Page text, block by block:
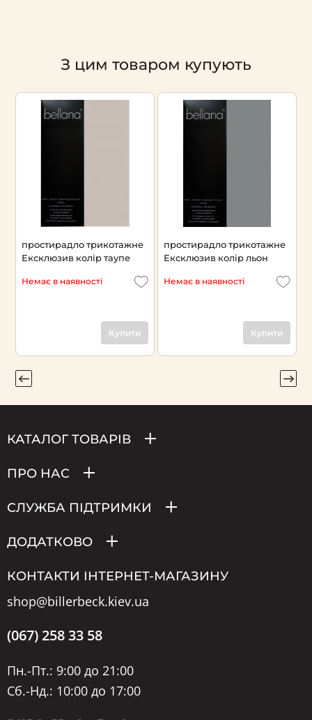
З цим товаром купують
простирадло трикотажне
Ексклюзив колір таупе
Немає в наявності
Купити
простирадло трикотажне
Ексклюзив колір льон
Немає в наявності
Купити
КАТАЛОГ ТОВАРІВ
ПРО НАС
СЛУЖБА ПІДТРИМКИ
ДОДАТКОВО
КОНТАКТИ ІНТЕРНЕТ-МАГАЗИНУ
shop@billerbeck.kiev.ua
(067) 258 33 58
Пн.-Пт.: 9:00 до 21:00
Сб.-Нд.: 10:00 до 17:00